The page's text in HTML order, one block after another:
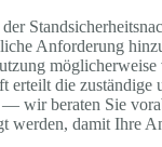
Anforderung
möglicherweise
erteilt die zuständige
— wir beraten Sie
werden, damit Ihre